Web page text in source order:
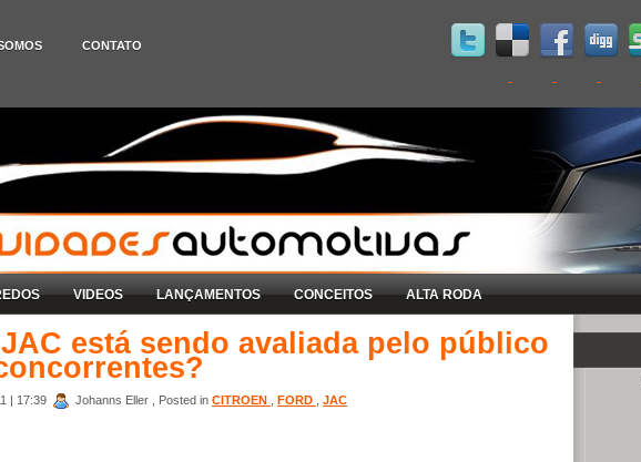
CONTATO
VIDEOS LANÇAMENTOS CONCEITOS ALTA RODA
está sendo avaliada pelo público
| 17:39 Johanns Eller , Posted in CITROEN FORD JAC